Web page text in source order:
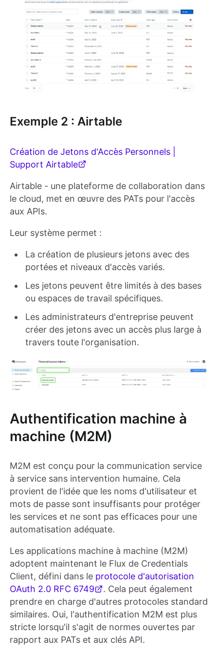
Exemple 2 : Airtable
Création de Jetons d'Accès Personnels |
Support Airtable
Airtable - une plateforme de collaboration dans
le cloud, met en œuvre des PATs pour l'accès
aux APIs.
Leur système permet :
La création de plusieurs jetons avec des
portées et niveaux d'accès variés.
Les jetons peuvent être limités à des bases
ou espaces de travail spécifiques.
Les administrateurs d'entreprise peuvent
créer des jetons avec un accès plus large à
travers toute l'organisation.
Authentification machine à
machine (M2M)
M2M est conçu pour la communication service
à service sans intervention humaine. Cela
provient de l'idée que les noms d'utilisateur et
mots de passe sont insuffisants pour protéger
les services et ne sont pas efficaces pour une
automatisation adéquate.
Les applications machine à machine (M2M)
adoptent maintenant le Flux de Credentials
Client, défini dans le protocole d'autorisation
OAuth 2.0 RFC 6749
. Cela peut également
prendre en charge d'autres protocoles standard
similaires. Oui, l'authentification M2M est plus
stricte lorsqu'il s'agit de normes ouvertes par
rapport aux PATs et aux clés API.